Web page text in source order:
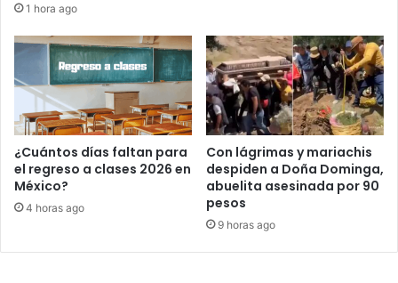
1 hora ago
¿Cuántos días faltan para
el regreso a clases 2026 en
México?
4 horas ago
Con lágrimas y mariachis
despiden a Doña Dominga,
abuelita asesinada por 90
pesos
9 horas ago